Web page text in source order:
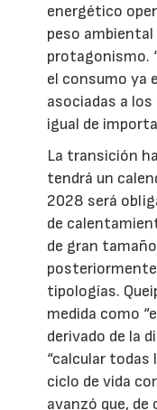
energético
peso
protagonismo.
el consumo ya
asociadas a
igual de
La transición
tendrá un
2028 será
de
de gran
tipologías.
medida como
derivado de la
“calcular todas
ciclo de vida
avanzó que, de